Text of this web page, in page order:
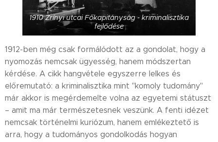
1910 Zrínyi utcai Főkapitányság - kriminalisztika
fejlődése
1912-ben még csak formálódott az a gondolat, hogy a
nyomozás nemcsak ügyesség, hanem módszertan
kérdése. A cikk hangvétele egyszerre lelkes és
előremutató: a kriminalisztika mint "komoly tudomány"
már akkor is megérdemelte volna az egyetemi státuszt
– amit ma már természetesnek veszünk. A fenti idézet
nemcsak történelmi kuriózum, hanem emlékeztető is
arra, hogy a tudományos gondolkodás hogyan